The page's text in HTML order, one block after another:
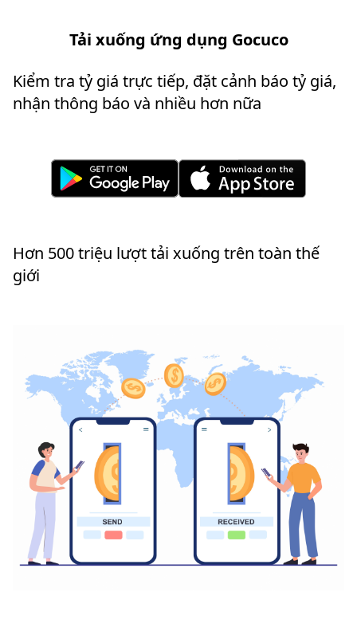
Tải xuống ứng dụng Gocuco
Kiểm tra tỷ giá trực tiếp, đặt cảnh báo tỷ giá,
nhận thông báo và nhiều hơn nữa
Hơn 500 triệu lượt tải xuống trên toàn thế
giới